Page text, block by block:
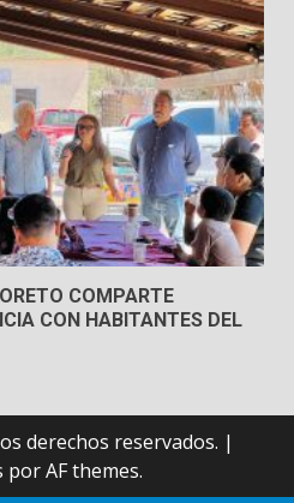
COMPARTE
CON HABITANTES DEL
derechos reservados. |
por AF themes.